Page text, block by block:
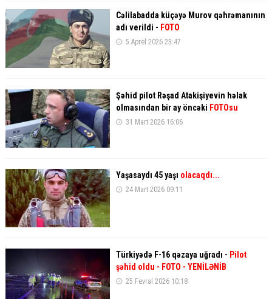
Cəlilabadda küçəyə Murov qəhrəmanının
adı verildi - FOTO
5 Aprel 2026 23:47
Şəhid pilot Rəşad Atakişiyevin həlak
olmasından bir ay öncəki FOTOsu
31 Mart 2026 16:06
Yaşasaydı 45 yaşı olacaqdı...
24 Mart 2026 09:11
Türkiyədə F-16 qəzaya uğradı - Pilot
şəhid oldu - FOTO - YENİLƏNİB
25 Fevral 2026 10:18